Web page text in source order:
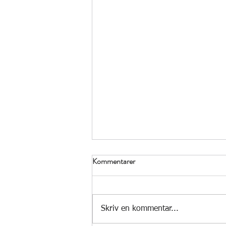
Kommentarer
Skriv en kommentar...